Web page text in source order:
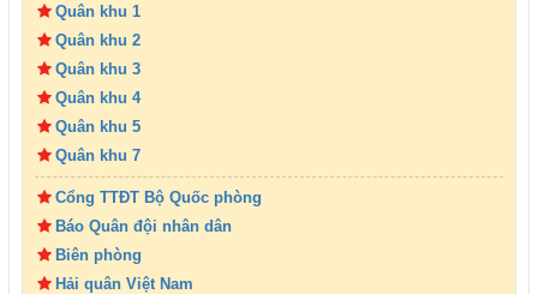
Quân khu 1
Quân khu 2
Quân khu 3
Quân khu 4
Quân khu 5
Quân khu 7
Cổng TTĐT Bộ Quốc phòng
Báo Quân đội nhân dân
Biên phòng
Hải quân Việt Nam